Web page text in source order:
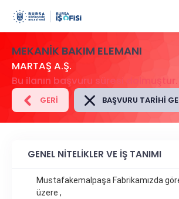
MEKANIK BAKIM ELEMANI
MARTAŞ A.Ş.
Bu ilanın başvuru süresi dolmuştur.
GERI BAŞVURU TARIHI
GENEL NİTELİKLER VE İŞ TANIMI
Mustafakemalpaşa Fabrikamızda
üzere ,